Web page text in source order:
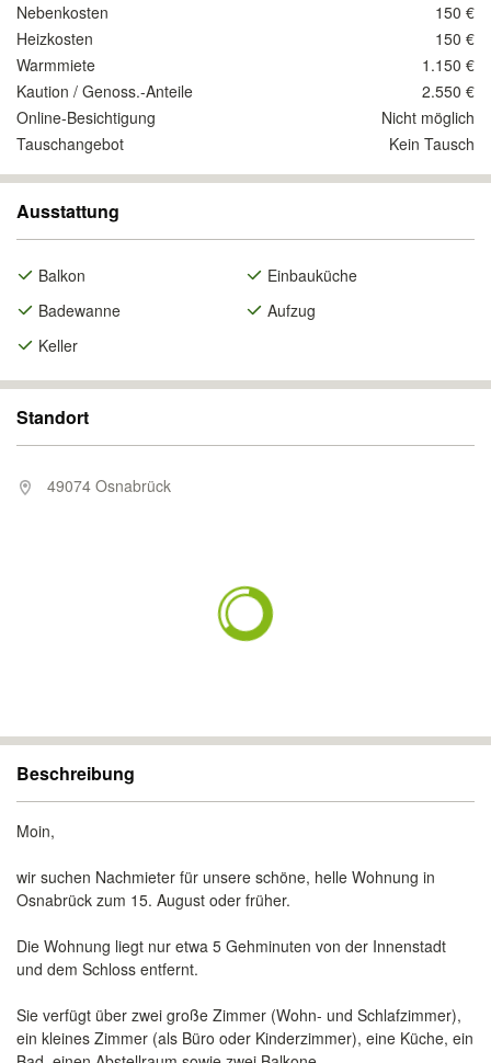
Nebenkosten
150 €
Heizkosten
150 €
Warmmiete
1.150 €
Kaution / Genoss.-Anteile
2.550 €
Online-Besichtigung
Nicht möglich
Tauschangebot
Kein Tausch
Ausstattung
Balkon
Einbauküche
Badewanne
Aufzug
Keller
Standort
49074 Osnabrück
Beschreibung
Moin,
wir suchen Nachmieter für unsere schöne, helle Wohnung in
Osnabrück zum 15. August oder früher.
Die Wohnung liegt nur etwa 5 Gehminuten von der Innenstadt
und dem Schloss entfernt.
Sie verfügt über zwei große Zimmer (Wohn- und Schlafzimmer),
ein kleines Zimmer (als Büro oder Kinderzimmer), eine Küche, ein